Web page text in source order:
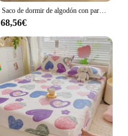
Saco de dormir de algodón con partición, saco de dormir pequeño y fresco de estilo fresco para dormitorio, hotel y viaje, 1,2/1,6/2,0 m, 1 unidad, nuevo
68,56€